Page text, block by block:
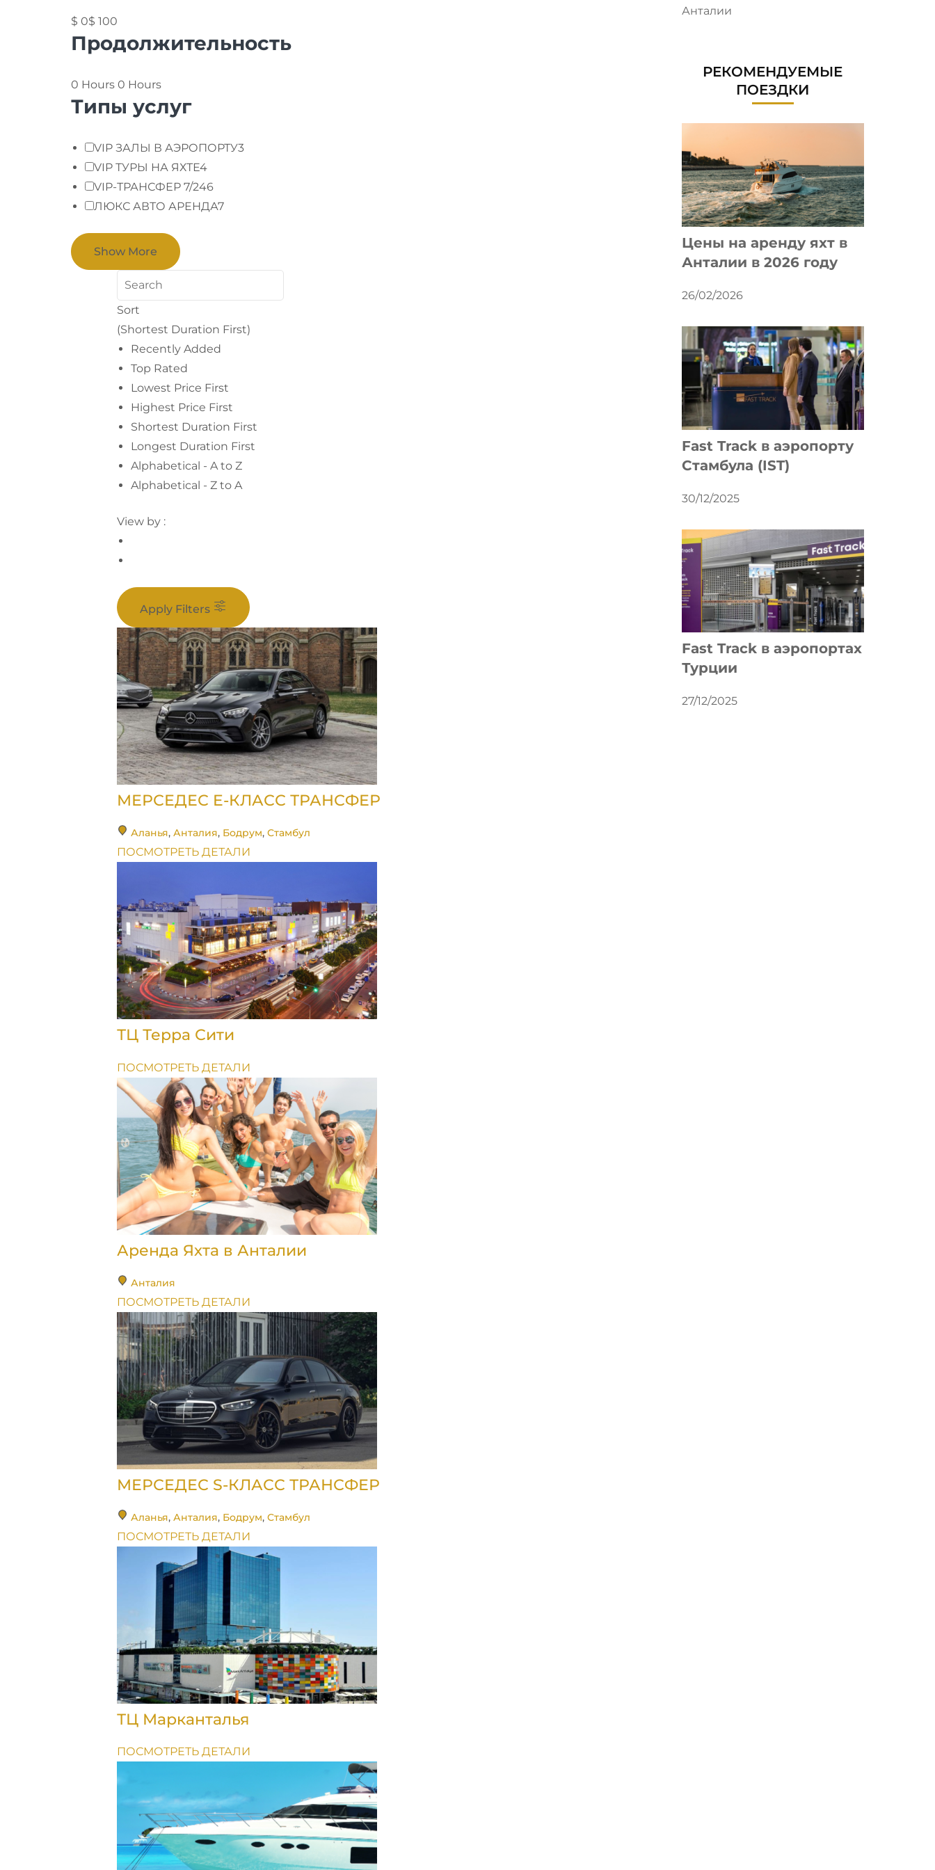
$ 0$ 100
Продолжительность
0 Hours 0 Hours
Типы услуг
VIP ЗАЛЫ В АЭРОПОРТУ3
VIP ТУРЫ НА ЯХТЕ4
VIP-ТРАНСФЕР 7/246
ЛЮКС АВТО АРЕНДА7
Show More
Sort
(Shortest Duration First)
Recently Added
Top Rated
Lowest Price First
Highest Price First
Shortest Duration First
Longest Duration First
Alphabetical - A to Z
Alphabetical - Z to A
View by :
Apply Filters
МЕРСЕДЕС E-КЛАСС ТРАНСФЕР
Аланья, Анталия, Бодрум, Стамбул
ПОСМОТРЕТЬ ДЕТАЛИ
ТЦ Терра Сити
ПОСМОТРЕТЬ ДЕТАЛИ
Аренда Яхта в Анталии
Анталия
ПОСМОТРЕТЬ ДЕТАЛИ
МЕРСЕДЕС S-КЛАСС ТРАНСФЕР
Аланья, Анталия, Бодрум, Стамбул
ПОСМОТРЕТЬ ДЕТАЛИ
ТЦ Марканталья
ПОСМОТРЕТЬ ДЕТАЛИ
Анталии
РЕКОМЕНДУЕМЫЕ
ПОЕЗДКИ
Цены на аренду яхт в
Анталии в 2026 году
26/02/2026
Fast Track в аэропорту
Стамбула (IST)
30/12/2025
Fast Track в аэропортах
Турции
27/12/2025